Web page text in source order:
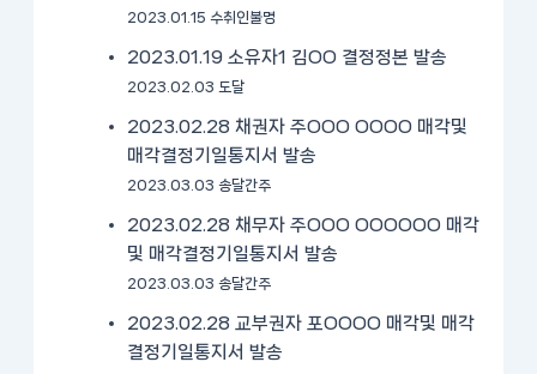
2023.01.15 수취인불명
2023.01.19 소유자1 김OO 결정정본 발송
2023.02.03 도달
2023.02.28 채권자 주OOO OOOO 매각및
매각결정기일통지서 발송
2023.03.03 송달간주
2023.02.28 채무자 주OOO OOOOOO 매각
및 매각결정기일통지서 발송
2023.03.03 송달간주
2023.02.28 교부권자 포OOOO 매각및 매각
결정기일통지서 발송